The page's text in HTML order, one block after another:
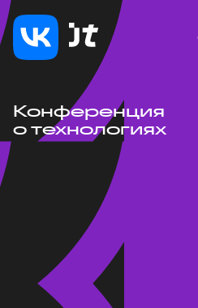
Конференция
о технологиях